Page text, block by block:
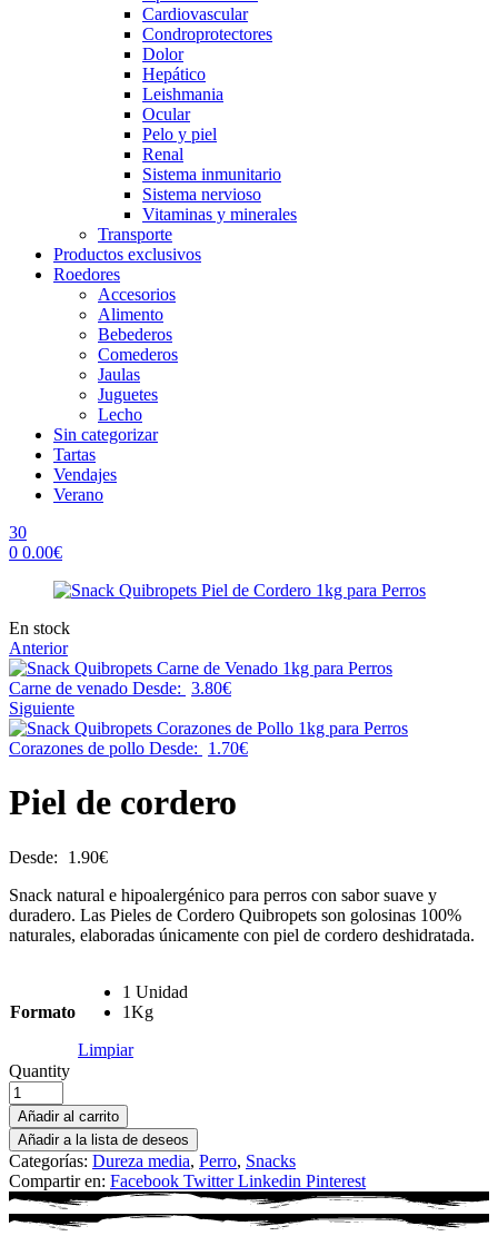
Cardiovascular
Condroprotectores
Dolor
Hepático
Leishmania
Ocular
Pelo y piel
Renal
Sistema inmunitario
Sistema nervioso
Vitaminas y minerales
Transporte
Productos exclusivos
Roedores
Accesorios
Alimento
Bebederos
Comederos
Jaulas
Juguetes
Lecho
Sin categorizar
Tartas
Vendajes
Verano
30
0 0.00€
Availability:
En stock
Anterior
Carne de venado Desde: 3.80€
Siguiente
Corazones de pollo Desde: 1.70€
Piel de cordero
Desde: 1.90€
Snack natural e hipoalergénico para perros con sabor suave y
duradero. Las Pieles de Cordero Quibropets son golosinas 100%
naturales, elaboradas únicamente con piel de cordero deshidratada.
Formato
1 Unidad
1Kg
Limpiar
Quantity
Añadir al carrito
Añadir a la lista de deseos
Categorías: Dureza media, Perro, Snacks
Compartir en: Facebook Twitter Linkedin Pinterest